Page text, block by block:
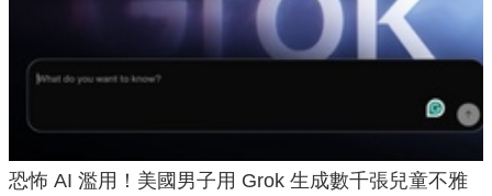
恐怖 AI 濫用！美國男子用 Grok 生成數千張兒童不雅